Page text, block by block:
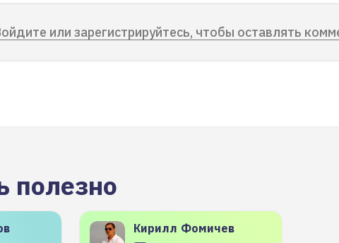
или зарегистрируйтесь, чтобы оставлять
полезно
Кирилл Фомичев